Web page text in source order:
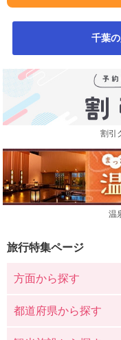
千葉
割引
温
旅行特集ページ
方面から探す
都道府県から探す